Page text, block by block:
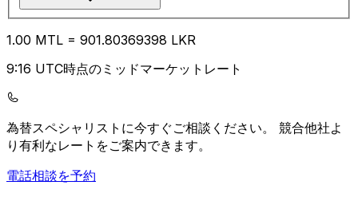
1.00 MTL = 901.80369398 LKR
9:16 UTC時点のミッドマーケットレート
為替スペシャリストに今すぐご相談ください。 競合他社よ
り有利なレートをご案内できます。
電話相談を予約